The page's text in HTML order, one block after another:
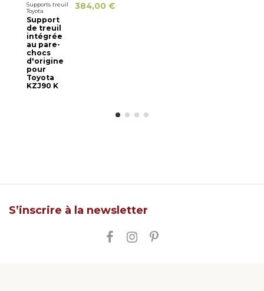
Supports treuil
Toyota
Support
de treuil
intégrée
au pare-
chocs
d'origine
pour
Toyota
KZJ90 K
384,00 €
S’inscrire à la newsletter